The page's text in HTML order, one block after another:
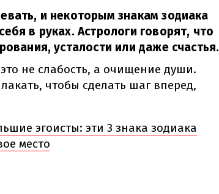
и некоторым знакам зодиака
в руках. Астрологи говорят, что
усталости или даже счастья.
не слабость, а очищение души.
чтобы сделать шаг вперед,
эгоисты: эти 3 знака зодиака
место